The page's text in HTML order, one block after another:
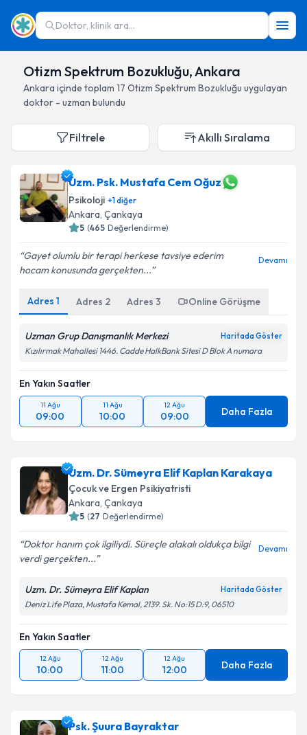
Doktor, klinik ara...
Otizm Spektrum Bozukluğu, Ankara
Ankara içinde toplam 17 Otizm Spektrum Bozukluğu uygulayan
doktor - uzman bulundu
Filtrele Akıllı Sıralama
Uzm. Psk. Mustafa Cem Oğuz
Psikoloji +1diğer
Ankara, Çankaya
5 (465 Değerlendirme)
Gayet olumlu bir terapi herkese tavsiye ederim
hocam konusunda gerçekten...
Devamı
Adres 1 Adres 2 Adres 3 Online Görüşme
Uzman Grup Danışmanlık Merkezi Haritada Göster
Kızılırmak Mahallesi 1446. Cadde HalkBank Sitesi D Blok A numara
En Yakın Saatler
11 Ağu
09:00
11 Ağu
10:00
12 Ağu
09:00 Daha Fazla
Uzm. Dr. Sümeyra Elif Kaplan Karakaya
Çocuk ve Ergen Psikiyatristi
Ankara, Çankaya
5 (27 Değerlendirme)
Doktor hanım çok ilgiliydi. Süreçle alakalı oldukça bilgi
verdi gerçekten...
Devamı
Uzm. Dr. Sümeyra Elif Kaplan Haritada Göster
Deniz Life Plaza, Mustafa Kemal, 2139. Sk. No:15 D:9, 06510
En Yakın Saatler
12 Ağu
10:00
12 Ağu
11:00
12 Ağu
12:00 Daha Fazla
Psk. Şuura Bayraktar